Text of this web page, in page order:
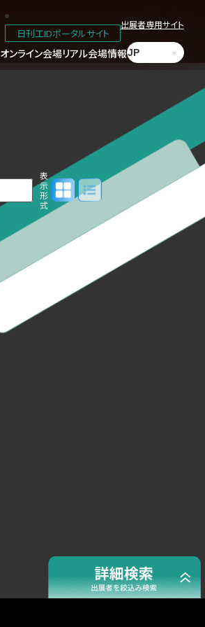
日刊工IDポータルサイト
出展者専用サイト
オンライン会場リアル会場情報
表
示
形
式
パネル表示リスト表示